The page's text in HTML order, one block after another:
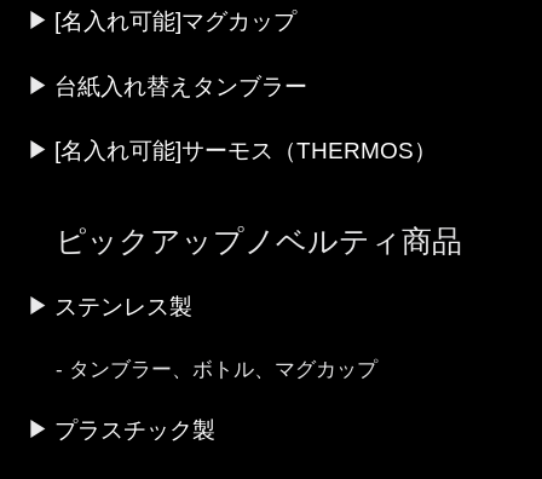
[名入れ可能]マグカップ
台紙入れ替えタンブラー
[名入れ可能]サーモス（THERMOS）
ピックアップノベルティ商品
ステンレス製
タンブラー、ボトル、マグカップ
プラスチック製